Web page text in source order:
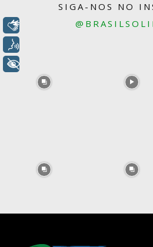
SIGA-NOS NO